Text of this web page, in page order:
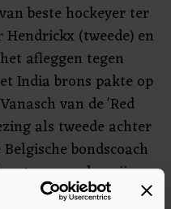
beste hockeyer ter
(tweede) en
afleggen tegen
India brons pakte op
van de 'Red
als tweede achter
bondscoach
stemmen dan zijn